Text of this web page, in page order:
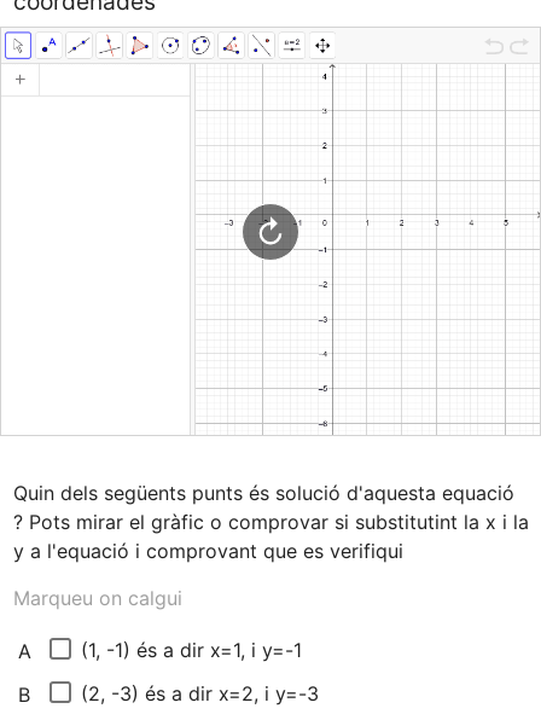
Quin dels següents punts és solució d'aquesta equació
? Pots mirar el gràfic o comprovar si substitutint la x i la
y a l'equació i comprovant que es verifiqui
Marqueu on calgui
A
(1, -1) és a dir x=1, i y=-1
B
(2, -3) és a dir x=2, i y=-3